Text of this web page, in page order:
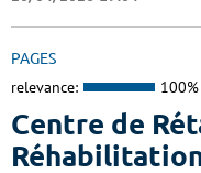
PAGES
relevance: 100%
Centre de